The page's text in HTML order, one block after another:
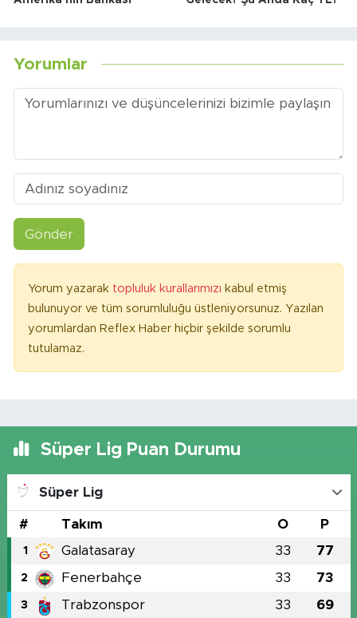
Yorumlar
Gönder
Yorum yazarak topluluk kurallarımızı kabul etmiş
bulunuyor ve tüm sorumluluğu üstleniyorsunuz. Yazılan
yorumlardan Reflex Haber hiçbir şekilde sorumlu
tutulamaz.
Süper Lig Puan Durumu
Süper Lig
# Takım O P
1 Galatasaray 33 77
2 Fenerbahçe 33 73
3 Trabzonspor 33 69